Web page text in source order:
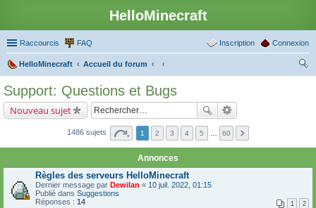
HelloMinecraft
Raccourcis FAQ Connexion
Inscription
HelloMinecraft
Accueil du forum
Support: Questions et Bugs
Nouveau sujet
1486 sujets 1 2 3 4 5 60
Annonces
Règles des serveurs HelloMinecraft
Dernier message par Dewilan « 10 juil. 2022, 01:15
Publié dans Suggestions
Réponses : 14 1 2